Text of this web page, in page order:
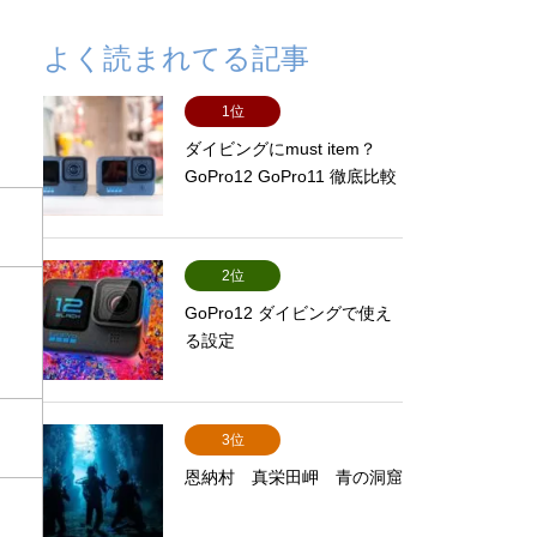
よく読まれてる記事
1位
ダイビングにmust item？
GoPro12 GoPro11 徹底比較
2位
GoPro12 ダイビングで使え
る設定
3位
恩納村 真栄田岬 青の洞窟